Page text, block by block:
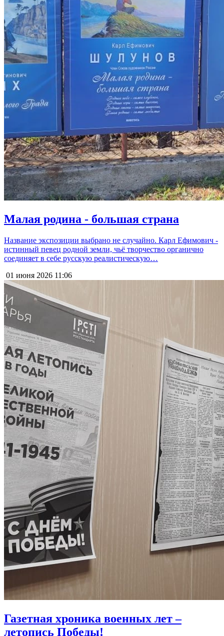
Малая родина - большая страна
Название экспозиции выбрано не случайно. Карл Ефимович -
истинный певец родной земли, чьё творчество органично
соединяет в себе русскую реалистическую…
01 июня 2026 11:06
Газетная хроника военных лет –
летопись Победы!